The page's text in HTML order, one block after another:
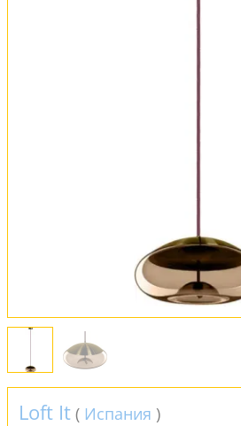
Loft It ( Испания )